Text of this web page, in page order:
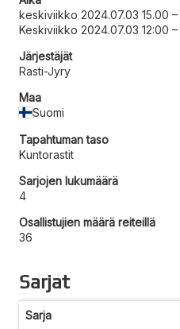
keskiviikko 2024.07.03 15.00 –
Keskiviikko 2024.07.03 12:00 –
Järjestäjät
Rasti-Jyry
Maa
Suomi
Tapahtuman taso
Kuntorastit
Sarjojen lukumäärä
4
Osallistujien määrä reiteillä
36
Sarjat
Sarja